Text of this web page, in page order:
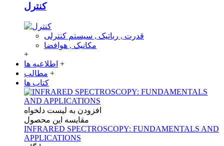
کنترل
قدرت , رباتیک , سیستم کنترلی
مکانیک , هوافضا
+
اطلاعیه ها +
مطالب +
کتاب ها
افزودن به لیست دلخواه
مقایسه این محصول
INFRARED SPECTROSCOPY: FUNDAMENTALS AND
APPLICATIONS